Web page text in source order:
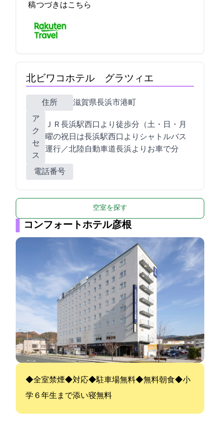
稿つづきはこちら
北ビワコホテル グラツィエ
住所
滋賀県長浜市港町4-17
ア
ク
セ
ス
ＪＲ長浜駅西口より徒歩7分（土・日・月
曜の祝日は長浜駅西口よりシャトルバス
運行／北陸自動車道長浜ICよりお車で10分
電話番号
空室を探す
コンフォートホテル彦根
◆全室禁煙◆Wi-Fi対応◆駐車場無料◆無料朝食◆小
学６年生まで添い寝無料